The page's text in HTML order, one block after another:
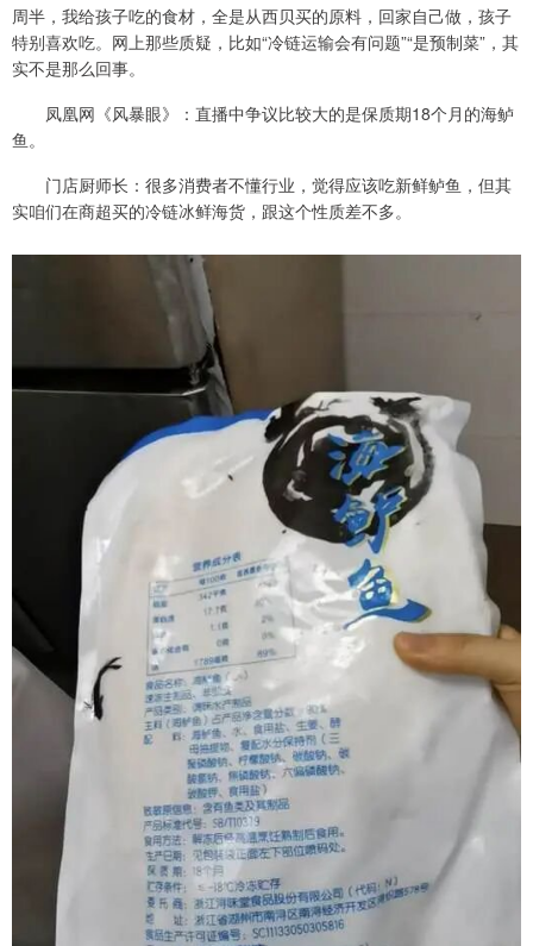
周半，我给孩子吃的食材，全是从西贝买的原料，回家自己做，孩子
特别喜欢吃。网上那些质疑，比如“冷链运输会有问题”“是预制菜”，其
实不是那么回事。
凤凰网《风暴眼》：直播中争议比较大的是保质期18个月的海鲈
鱼。
门店厨师长：很多消费者不懂行业，觉得应该吃新鲜鲈鱼，但其
实咱们在商超买的冷链冰鲜海货，跟这个性质差不多。